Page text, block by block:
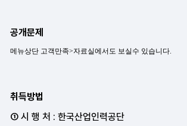
공개문제
취득방법